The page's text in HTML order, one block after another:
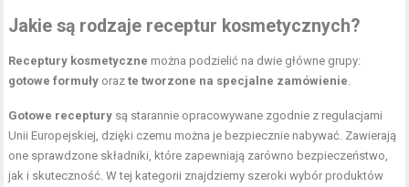
Jakie są rodzaje receptur kosmetycznych?
Receptury kosmetyczne można podzielić na dwie główne grupy:
gotowe formuły orazte tworzone na specjalne zamówienie.
Gotowe receptury są starannie opracowywane zgodnie z regulacjami
Unii Europejskiej, dzięki czemu można je bezpiecznie nabywać. Zawierają
one sprawdzone składniki, które zapewniają zarówno bezpieczeństwo,
jak i skuteczność. W tej kategorii znajdziemy szeroki wybór produktów